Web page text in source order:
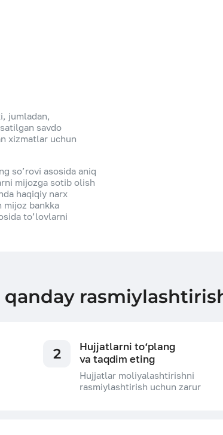
jumladan,
savdo
xizmatlar uchun
so’rovi asosida aniq
mijozga sotib olish
haqiqiy narx
mijoz bankka
to’lovlarni
2
Hujjatlarni to‘plang
va taqdim eting
Hujjatlar moliyalashtirishni
rasmiylashtirish uchun zarur